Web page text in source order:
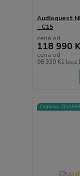
Audioquest
- C15
cena od
118 990
cena od
98 339 Kč bez
Doprava